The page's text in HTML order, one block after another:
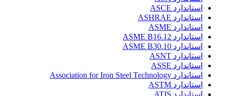
استاندارد ASCE
استاندارد ASHRAE
استاندارد ASME
استاندارد ASME B16.12
استاندارد ASME B30.10
استاندارد ASNT
استاندارد ASSE
استاندارد Association for Iron Steel Technology
استاندارد ASTM
استاندارد ATIS